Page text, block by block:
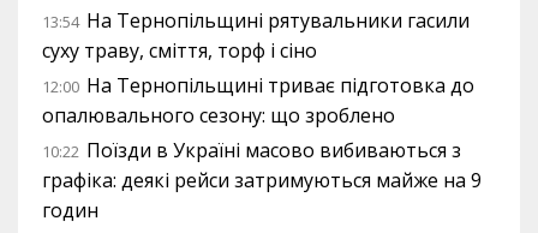
13:54 На Тернопільщині рятувальники гасили
суху траву, сміття, торф і сіно
12:00 На Тернопільщині триває підготовка до
опалювального сезону: що зроблено
10:22 Поїзди в Україні масово вибиваються з
графіка: деякі рейси затримуються майже на 9
годин